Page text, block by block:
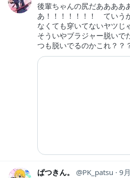
後輩ちゃんの尻だああああ
あ！！！！！！！ ていう
なくても穿いてないヤツ
そういやブラジャー脱いで
つも脱いでるのかこれ？？
ぱつきん。 PK_patsu
9